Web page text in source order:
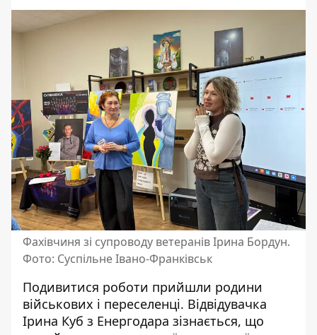
Фахівчиня зі супроводу ветеранів Ірина Бордун.
Фото: Суспільне Івано-Франківськ
Подивитися роботи прийшли родини
військових і переселенці. Відвідувачка
Ірина Куб з Енергодара зізнається, що